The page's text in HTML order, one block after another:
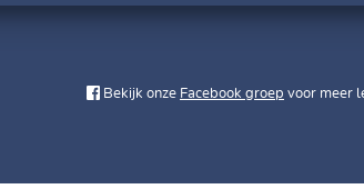
Bekijk onze Facebook groep voor meer